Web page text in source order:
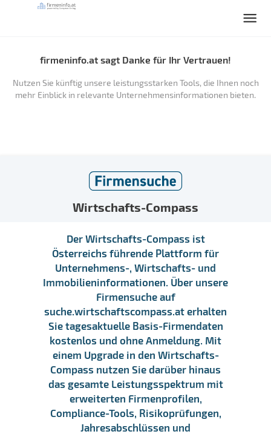
firmeninfo.at sagt Danke für Ihr Vertrauen!
Nutzen Sie künftig unsere leistungsstarken Tools, die Ihnen noch
mehr Einblick in relevante Unternehmensinformationen bieten.
Wirtschafts-Compass
Der Wirtschafts-Compass ist
Österreichs führende Plattform für
Unternehmens-, Wirtschafts- und
Immobilieninformationen. Über unsere
Firmensuche auf
suche.wirtschaftscompass.at erhalten
Sie tagesaktuelle Basis-Firmendaten
kostenlos und ohne Anmeldung. Mit
einem Upgrade in den Wirtschafts-
Compass nutzen Sie darüber hinaus
das gesamte Leistungsspektrum mit
erweiterten Firmenprofilen,
Compliance-Tools, Risikoprüfungen,
Jahresabschlüssen und